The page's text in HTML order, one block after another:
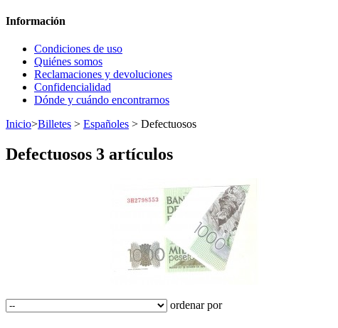
Información
Condiciones de uso
Quiénes somos
Reclamaciones y devoluciones
Confidencialidad
Dónde y cuándo encontrarnos
Inicio>Billetes > Españoles > Defectuosos
Defectuosos 3 artículos
ordenar por